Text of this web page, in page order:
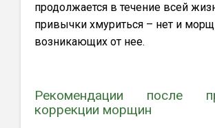
продолжается в течение всей
привычки хмуриться – нет и
возникающих от нее.
Рекомендации после
коррекции морщин